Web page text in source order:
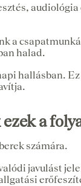
a
halad.
hallásban. Ez
a
számára.
javulást